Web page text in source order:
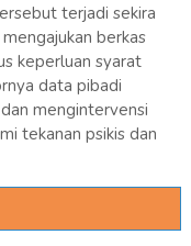
terjadi sekira
berkas
keperluan syarat
data pibadi
mengintervensi
tekanan psikis dan